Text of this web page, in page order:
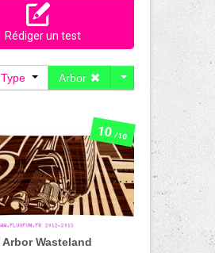
Rédiger un test
Arbor
Type
Arbor Wasteland
10/10